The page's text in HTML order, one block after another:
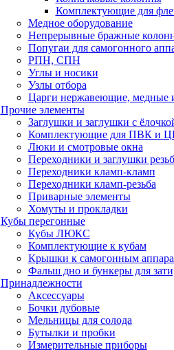
Комплектующие для
Медное оборудование
Непрерывные бражные
Попугаи для самогонного
РПН, СПН
Углы и носики
Узлы отбора
Царги нержавеющие, медные
Прочие элементы
Заглушки и заглушки с
Комплектующие для ПВК и
Люки и смотровые окна
Переходники и заглушки
Переходники кламп-кламп
Переходники кламп-резьба
Приварные элементы
Хомуты и прокладки
Кубы перегонные
Кубы ЛЮКС
Комплектующие к кубам
Крышки к самогонным
Фальш дно и бункеры для
Принадлежности
Аксессуары
Бочки дубовые
Мельницы для солода
Бутылки и пробки
Измерительные приборы